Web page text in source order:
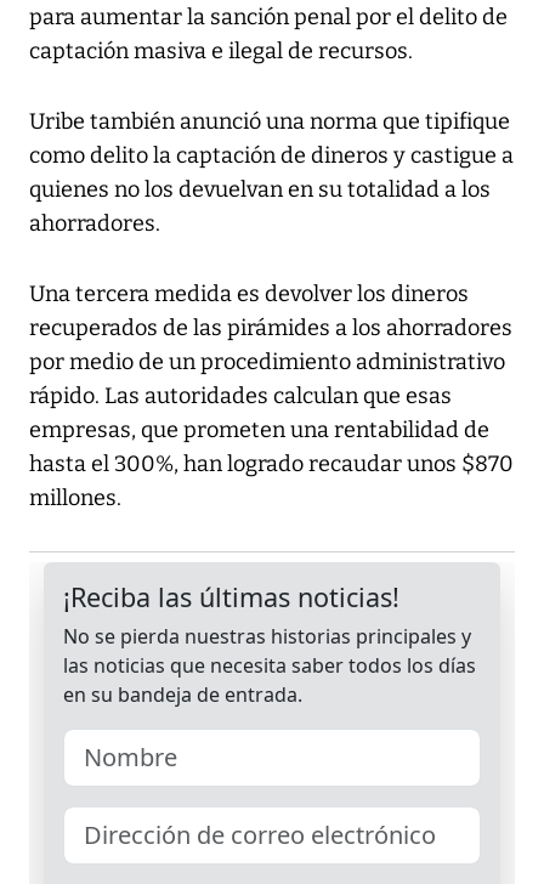
para aumentar la sanción penal por el delito de
captación masiva e ilegal de recursos.
Uribe también anunció una norma que tipifique
como delito la captación de dineros y castigue a
quienes no los devuelvan en su totalidad a los
ahorradores.
Una tercera medida es devolver los dineros
recuperados de las pirámides a los ahorradores
por medio de un procedimiento administrativo
rápido. Las autoridades calculan que esas
empresas, que prometen una rentabilidad de
hasta el 300%, han logrado recaudar unos $870
millones.